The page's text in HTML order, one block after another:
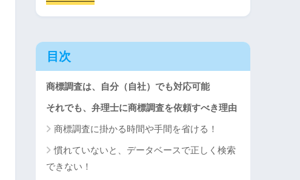
目次
商標調査は、自分（自社）でも対応可能
それでも、弁理士に商標調査を依頼すべき理由
商標調査に掛かる時間や手間を省ける！
慣れていないと、データベースで正しく検索
できない！